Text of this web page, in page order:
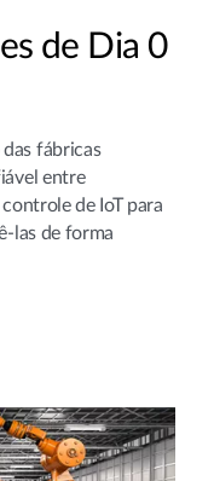
de Dia 0
fábricas
entre
de IoT para
las de forma